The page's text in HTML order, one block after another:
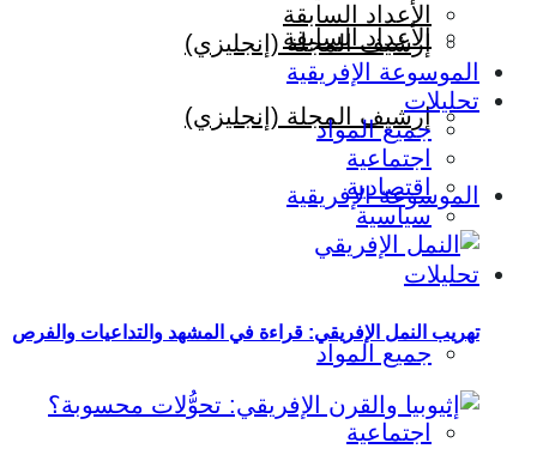
الأعداد السابقة
إرشيف المجلة (إنجليزي)
الموسوعة الإفريقية
تحليلات
جميع المواد
اجتماعية
الأعداد السابقة
إرشيف المجلة (إنجليزي)
الموسوعة الإفريقية
تحليلات
جميع المواد
اجتماعية
اقتصادية
سياسية
تهريب النمل الإفريقي: قراءة في المشهد والتداعيات والفرص